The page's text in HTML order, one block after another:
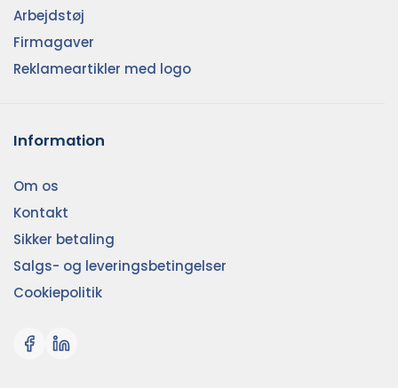
Arbejdstøj
Firmagaver
Reklameartikler med logo
Information
Om os
Kontakt
Sikker betaling
Salgs- og leveringsbetingelser
Cookiepolitik